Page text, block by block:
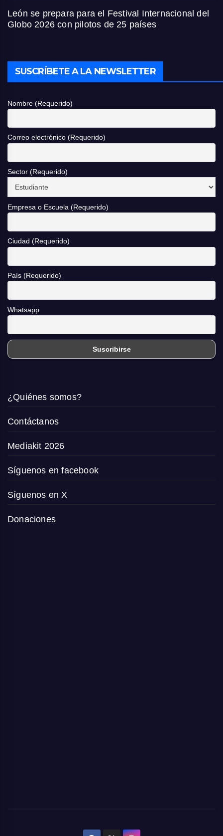
León se prepara para el Festival Internacional del
Globo 2026 con pilotos de 25 países
SUSCRÍBETE A LA NEWSLETTER
Nombre (Requerido)
Correo electrónico (Requerido)
Sector (Requerido)
Empresa o Escuela (Requerido)
Ciudad (Requerido)
País (Requerido)
Whatsapp
¿Quiénes somos?
Contáctanos
Mediakit 2026
Síguenos en facebook
Síguenos en X
Donaciones